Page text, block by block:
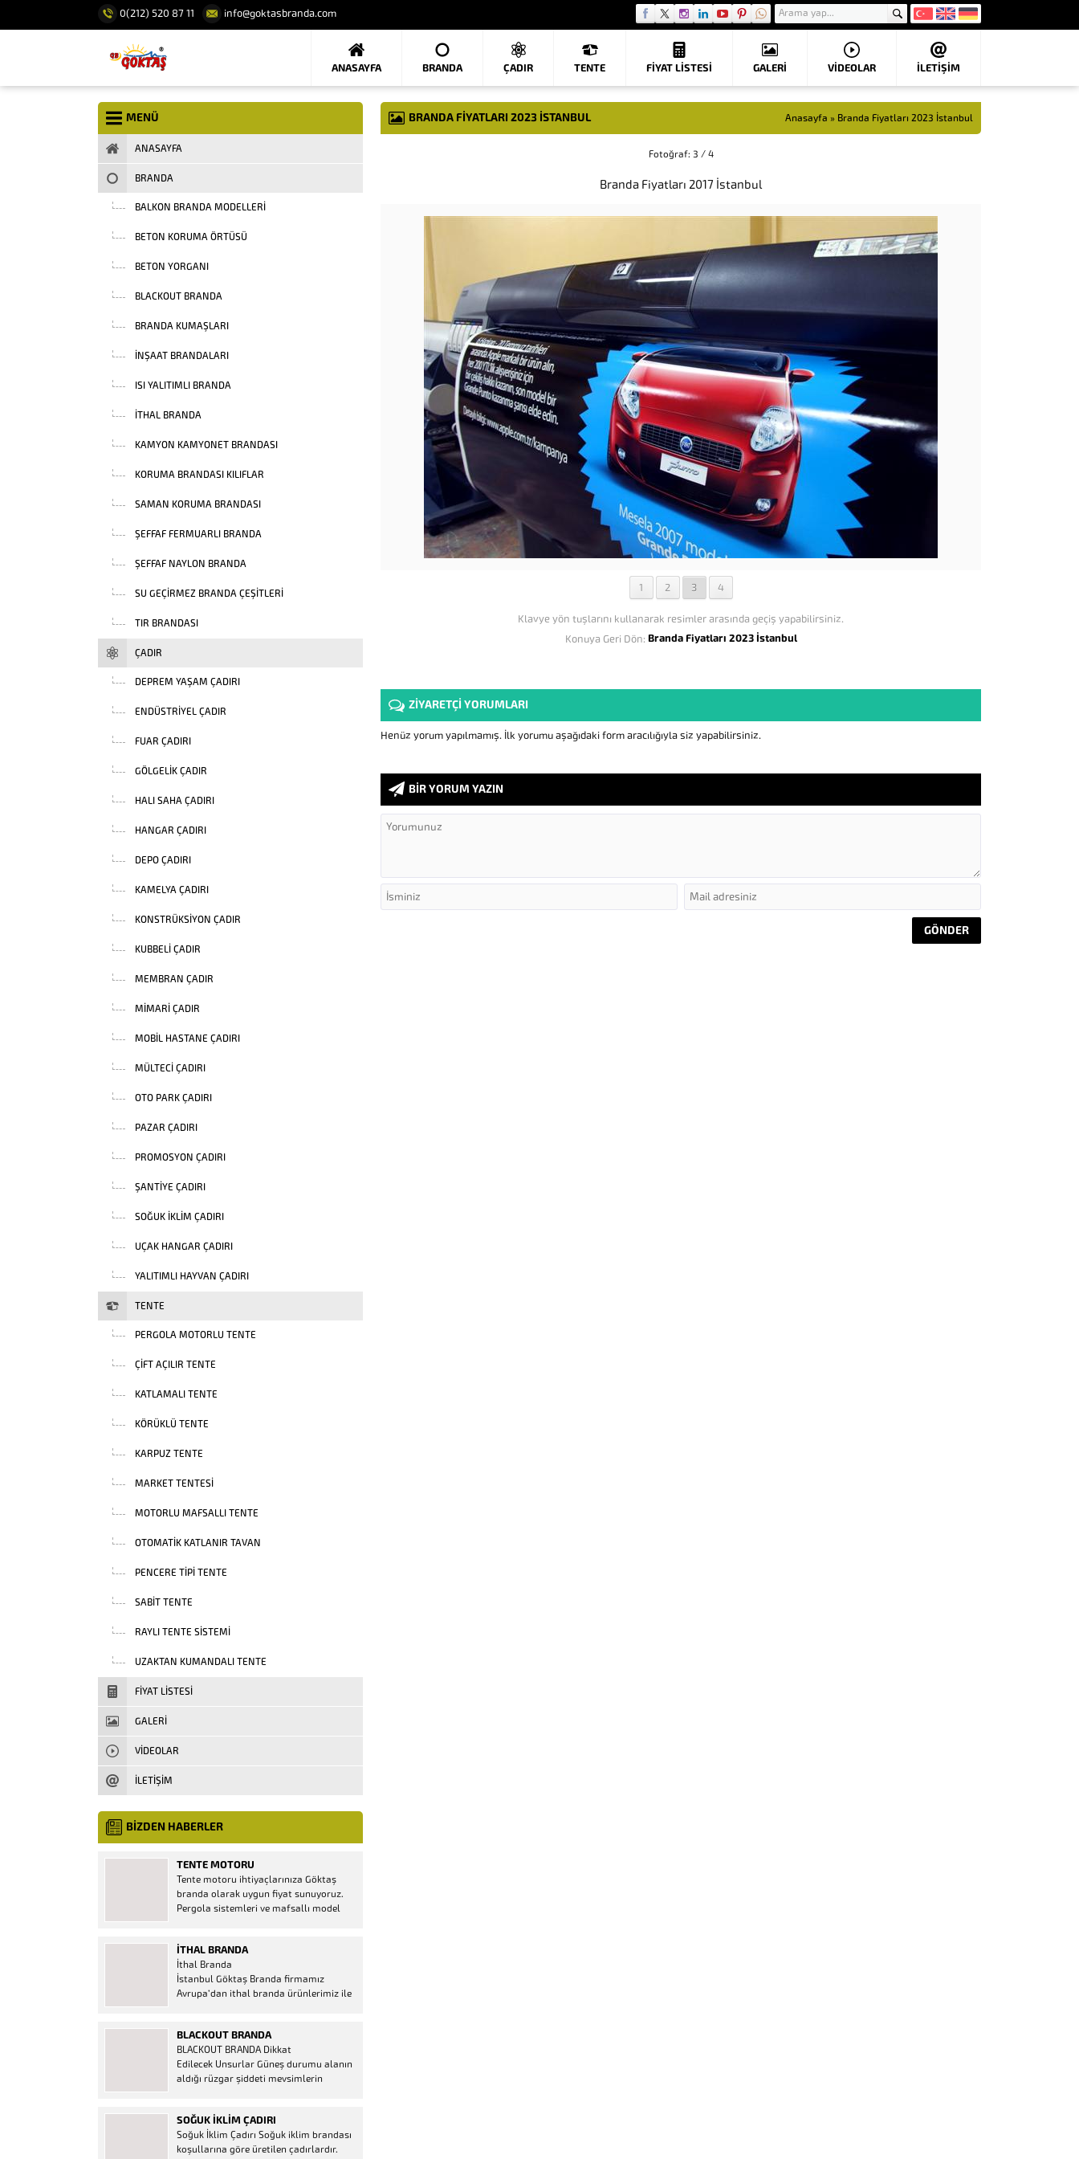
0(212) 520 87 11 info@goktasbranda.com
ANASAYFA BRANDA ÇADIR TENTE FIYAT LISTESI GALERİ VIDEOLAR İLETİŞİM
BRANDA FIYATLARI 2023 İSTANBUL Anasayfa » Branda Fiyatları 2023 İstanbul
Fotoğraf: 3 / 4
Branda Fiyatları 2017 İstanbul
1 2 3 4
Klavye yön tuşlarını kullanarak resimler arasında geçiş yapabilirsiniz.
Konuya Geri Dön: Branda Fiyatları 2023 İstanbul
ZİYARETÇİ YORUMLARI
Henüz yorum yapılmamış. İlk yorumu aşağıdaki form aracılığıyla siz yapabilirsiniz.
BİR YORUM YAZIN
MENÜ
ANASAYFA
BRANDA
BALKON BRANDA MODELLERI
BETON KORUMA ÖRTÜSÜ
BETON YORGANI
BLACKOUT BRANDA
BRANDA KUMAŞLARI
INŞAAT BRANDALARI
ISI YALITIMLI BRANDA
İTHAL BRANDA
KAMYON KAMYONET BRANDASI
KORUMA BRANDASI KILIFLAR
SAMAN KORUMA BRANDASI
ŞEFFAF FERMUARLI BRANDA
ŞEFFAF NAYLON BRANDA
SU GEÇIRMEZ BRANDA ÇEŞITLERI
TIR BRANDASI
ÇADIR
DEPREM YAŞAM ÇADIRI
ENDÜSTRIYEL ÇADIR
FUAR ÇADIRI
GÖLGELIK ÇADIR
HALI SAHA ÇADIRI
HANGAR ÇADIRI
DEPO ÇADIRI
KAMELYA ÇADIRI
KONSTRÜKSIYON ÇADIR
KUBBELI ÇADIR
MEMBRAN ÇADIR
MIMARI ÇADIR
MOBIL HASTANE ÇADIRI
MÜLTECI ÇADIRI
OTO PARK ÇADIRI
PAZAR ÇADIRI
PROMOSYON ÇADIRI
ŞANTIYE ÇADIRI
SOĞUK İKLIM ÇADIRI
UÇAK HANGAR ÇADIRI
YALITIMLI HAYVAN ÇADIRI
TENTE
PERGOLA MOTORLU TENTE
ÇIFT AÇILIR TENTE
KATLAMALI TENTE
KÖRÜKLÜ TENTE
KARPUZ TENTE
MARKET TENTESI
MOTORLU MAFSALLI TENTE
OTOMATIK KATLANIR TAVAN
PENCERE TIPI TENTE
SABIT TENTE
RAYLI TENTE SISTEMI
UZAKTAN KUMANDALI TENTE
FIYAT LISTESI
GALERİ
VIDEOLAR
İLETİŞİM
BİZDEN HABERLER
TENTE MOTORU
Tente motoru ihtiyaçlarınıza Göktaş
branda olarak uygun fiyat sunuyoruz.
Pergola sistemleri ve mafsallı model
mevcuttur. Kumanda ve diğer aparatlar
firmamızda mevcuttur.
İTHAL BRANDA
İthal Branda
İstanbul Göktaş Branda firmamız
Avrupa’dan ithal branda ürünlerimiz ile
Ürün Al dükkanı ürünleri peşin fiyatına
bol taksitle Göktaş Branda Çeşitleri
Adresinde, 1.kalite ithal ürün ne demek
Brandacı sektöründe faaliyet gösteren,
BLACKOUT BRANDA
BLACKOUT BRANDA Dikkat
Edilecek Unsurlar Güneş durumu alanın
aldığı rüzgar şiddeti mevsimlerin
düşünmeniz gereken bir kaç faktörden
biridir. Türkiye’nin lider Branda markası
Göktaş Branda, Hazine ve Maliye Bakanı
SOĞUK İKLIM ÇADIRI
Soğuk İklim Çadırı Soğuk iklim brandası
koşullarına göre üretilen çadırlardır.